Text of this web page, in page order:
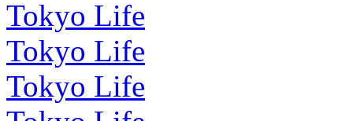
Tokyo Life
Tokyo Life
Tokyo Life